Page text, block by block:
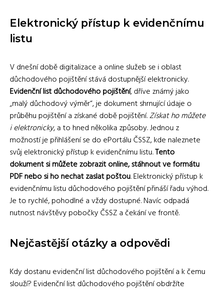
Elektronický přístup k evidenčnímu
listu
V dnešní době digitalizace a online služeb se i oblast
důchodového pojištění stává dostupnější elektronicky.
Evidenční list důchodového pojištění, dříve známý jako
„malý důchodový výměr“, je dokument shrnující údaje o
průběhu pojištění a získané době pojištění.Získat ho můžete
i elektronicky, a to hned několika způsoby. Jednou z
možností je přihlášení se do ePortálu ČSSZ, kde naleznete
svůj elektronický přístup k evidenčnímu listu.Tento
dokument si můžete zobrazit online, stáhnout ve formátu
PDF nebo si ho nechat zaslat poštou. Elektronický přístup k
evidenčnímu listu důchodového pojištění přináší řadu výhod.
Je to rychlé, pohodlné a vždy dostupné. Navíc odpadá
nutnost návštěvy pobočky ČSSZ a čekání ve frontě.
Nejčastější otázky a odpovědi
Kdy dostanu evidenční list důchodového pojištění a k čemu
slouží? Evidenční list důchodového pojištění obdržíte